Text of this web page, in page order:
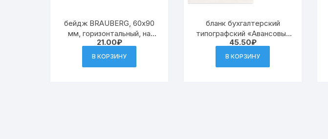
бейдж BRAUBERG, 60х90
мм, горизонтальный, на
красной ленте 45
см[СА7501]
21.00₽
В КОРЗИНУ
бланк бухгалтерский
типографский «Авансовый
отчет нового образца»,
(195х270 мм), СКЛЕЙКА(10)
45.50₽
В КОРЗИНУ